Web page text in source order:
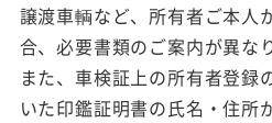
譲渡車輌など、所有者ご本人
合、必要書類のご案内が異な
また、車検証上の所有者登録
いた印鑑証明書の氏名・住所